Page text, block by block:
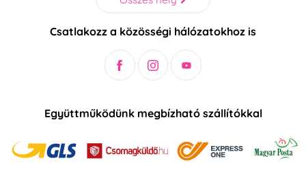
Csatlakozz a közösségi hálózatokhoz is
Együttműködünk megbízható szállítókkal